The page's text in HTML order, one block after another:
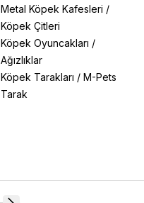
Metal Köpek Kafesleri /
Köpek Çitleri
Köpek Oyuncakları /
Ağızlıklar
Köpek Tarakları /M-Pets
Tarak